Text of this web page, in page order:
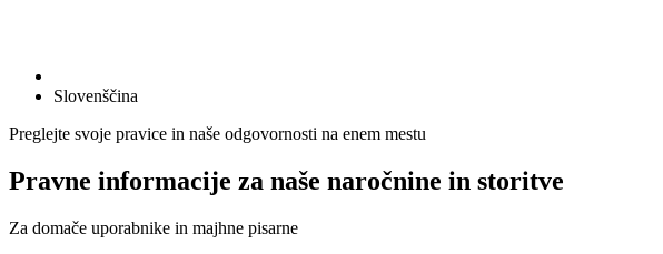
Slovenščina
Preglejte svoje pravice in naše odgovornosti na enem mestu
Pravne informacije za naše naročnine in storitve
Za domače uporabnike in majhne pisarne